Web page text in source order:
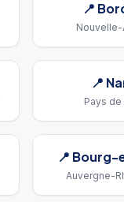
📍
Nouvelle-
📍
Pays de
📍 Bourg-
Auvergne-